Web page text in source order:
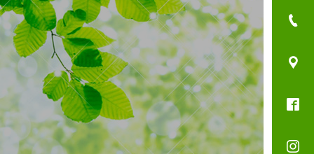
交通事故の怪我
院長日記
インソール第二弾！！
スタッフ日記
☆ ～ 滝 ～ ☆